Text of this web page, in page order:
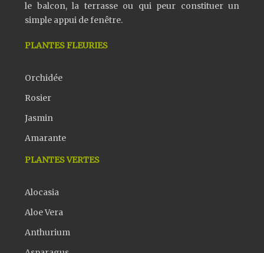
le balcon, la terrasse ou qui peur constituer un
simple appui de fenêtre.
PLANTES FLEURIES
Orchidée
Rosier
Jasmin
Amarante
PLANTES VERTES
Alocasia
Aloe Vera
Anthurium